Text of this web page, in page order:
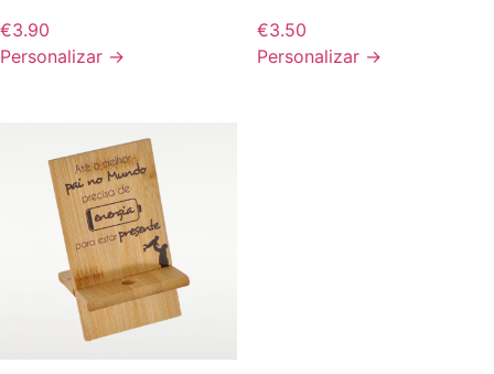
€3.90
Personalizar →
€3.50
Personalizar →